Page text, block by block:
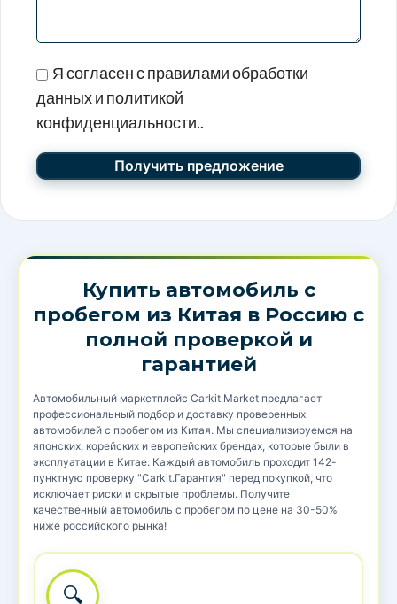
Я согласен с правилами обработки
данных и политикой
конфиденциальности..
Купить автомобиль с
пробегом из Китая в Россию с
полной проверкой и
гарантией
Автомобильный маркетплейс Carkit.Market предлагает
профессиональный подбор и доставку проверенных
автомобилей с пробегом из Китая. Мы специализируемся на
японских, корейских и европейских брендах, которые были в
эксплуатации в Китае. Каждый автомобиль проходит 142-
пунктную проверку "Carkit.Гарантия" перед покупкой, что
исключает риски и скрытые проблемы. Получите
качественный автомобиль с пробегом по цене на 30-50%
ниже российского рынка!
🔍